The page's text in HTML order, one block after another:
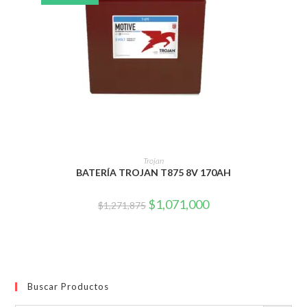
AÑADIR AL CARRITO
Trojan
BATERÍA TROJAN T875 8V 170AH
$1,271,875 El
precio
$1,071,000El
precio
Buscar Productos